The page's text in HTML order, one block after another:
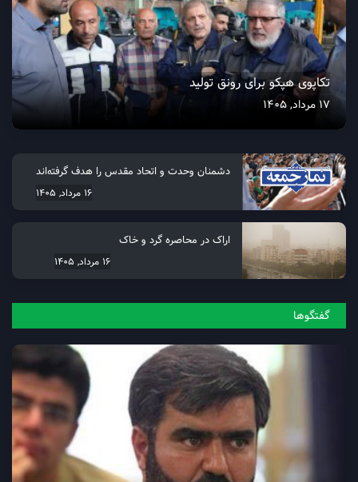
تکاپوی هپکو برای رونق تولید
17 مرداد, 1405
دشمنان وحدت و اتحاد مقدس را هدف گرفته‌اند
16 مرداد, 1405
اراک در محاصره گرد و خاک
16 مرداد, 1405
گفتگو‌ها